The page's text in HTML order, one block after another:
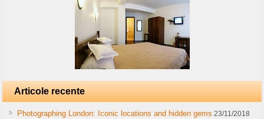
Articole recente
Photographing London: Iconic locations and hidden gems 23/11/2018